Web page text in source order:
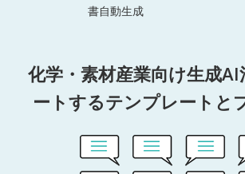
書自動生成
化学・素材産業向け生成
ートするテンプレートと